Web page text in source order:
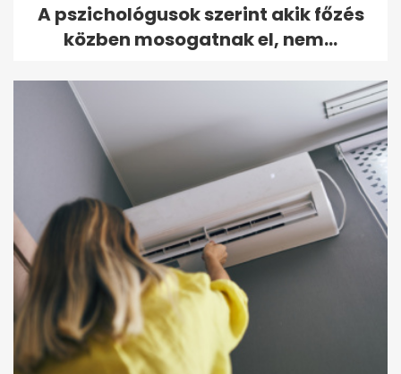
A pszichológusok szerint akik főzés
közben mosogatnak el, nem...